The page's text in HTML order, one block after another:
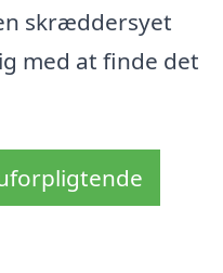
skræddersyet
med at finde det